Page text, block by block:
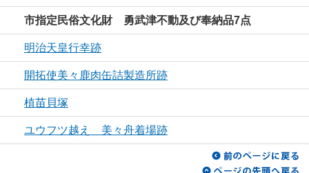
市指定民俗文化財 勇武津不動及び奉納品7点
明治天皇行幸跡
開拓使美々鹿肉缶詰製造所跡
植苗貝塚
ユウフツ越え 美々舟着場跡